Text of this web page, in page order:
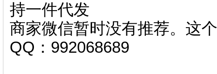
持一件代发
商家微信暂时没有推荐。这
QQ：992068689